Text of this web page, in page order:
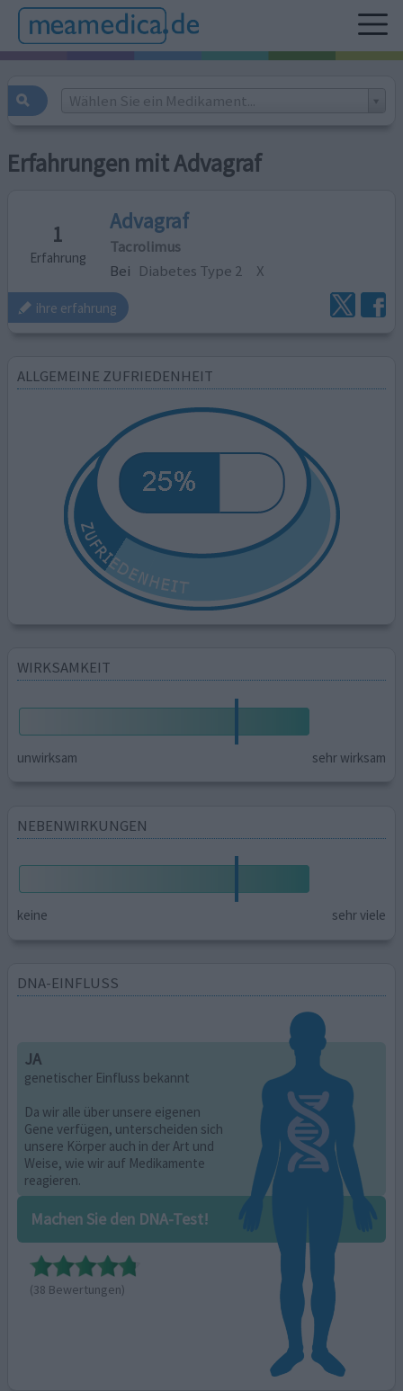
Wählen Sie ein Medikament...
Erfahrungen mit Advagraf
1
Erfahrung
Advagraf
Tacrolimus
Bei Diabetes Type 2 X
ihre erfahrung
ALLGEMEINE ZUFRIEDENHEIT
WIRKSAMKEIT
unwirksam sehr wirksam
NEBENWIRKUNGEN
keine sehr viele
DNA-EINFLUSS
JA
genetischer Einfluss bekannt
Da wir alle über unsere eigenen
Gene verfügen, unterscheiden sich
unsere Körper auch in der Art und
Weise, wie wir auf Medikamente
reagieren.
Machen Sie den DNA-Test!
(38 Bewertungen)